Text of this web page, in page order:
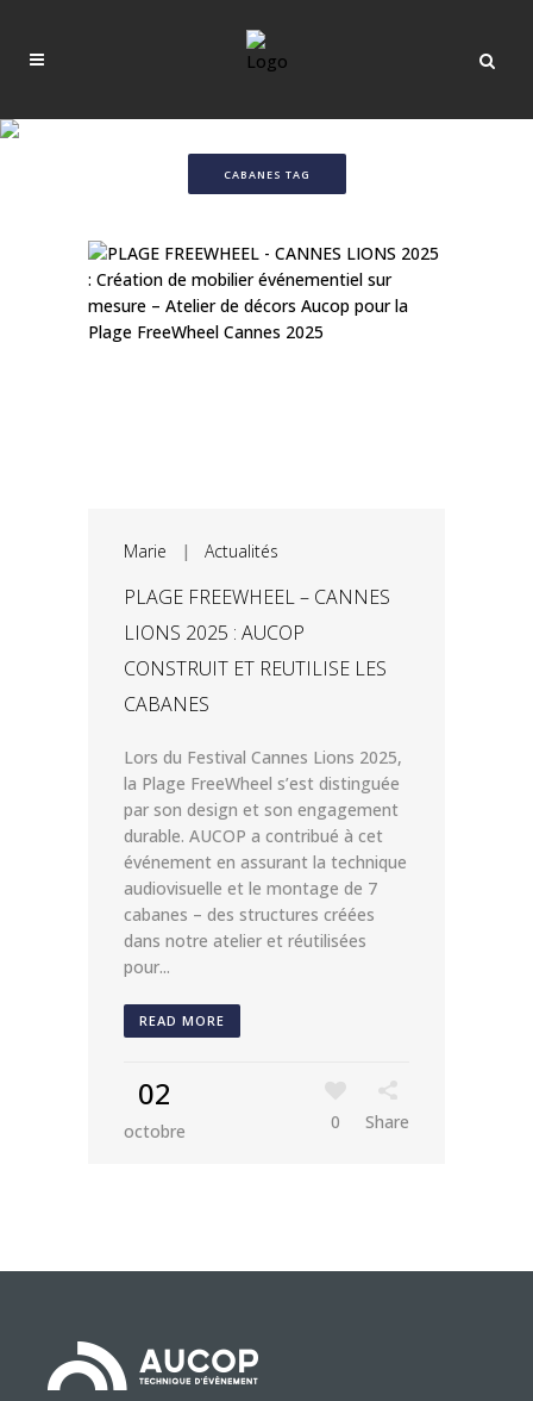
CABANES TAG
Marie | Actualités
PLAGE FREEWHEEL – CANNES
LIONS 2025 : AUCOP
CONSTRUIT ET REUTILISE LES
CABANES
Lors du Festival Cannes Lions 2025,
la Plage FreeWheel s’est distinguée
par son design et son engagement
durable. AUCOP a contribué à cet
événement en assurant la technique
audiovisuelle et le montage de 7
cabanes – des structures créées
dans notre atelier et réutilisées
pour...
READ MORE
02
octobre 0 Share